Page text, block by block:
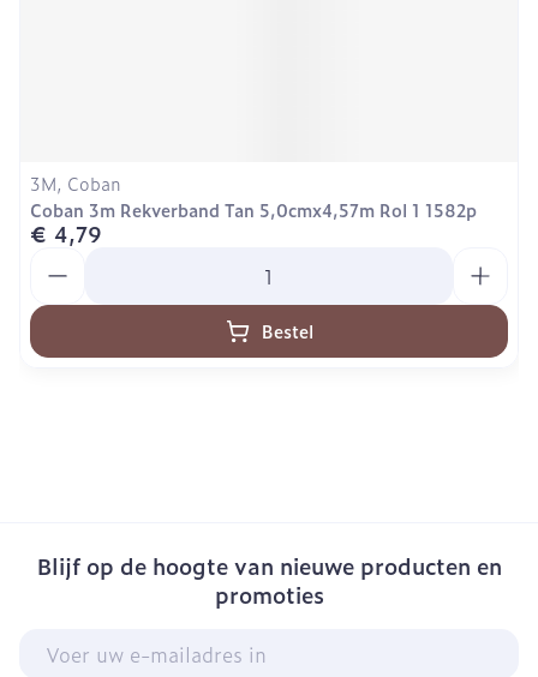
3M, Coban
Coban 3m Rekverband Tan 5,0cmx4,57m Rol 1 1582p
€ 4,79
Bestel
Blijf op de hoogte van nieuwe producten en
promoties